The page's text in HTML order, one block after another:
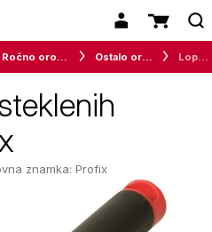
Ročno orodje za vrt in okolico Ostalo orodje
znamka: Profix